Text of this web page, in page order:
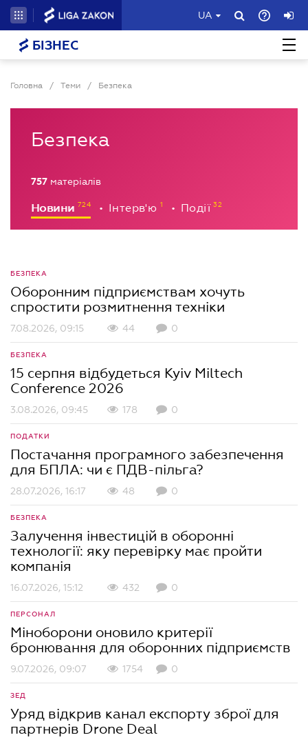
UA
БІЗНЕС
Головна / Теми / Безпека
Безпека
757 матеріалів
Новини • Інтерв'ю • Події
БЕЗПЕКА
Оборонним підприємствам хочуть
спростити розмитнення техніки
7.08.2026, 09:15 44 0
БЕЗПЕКА
15 серпня відбудеться Kyiv Miltech
Conference 2026
3.08.2026, 09:45 178 0
ПОДАТКИ
Постачання програмного забезпечення
для БПЛА: чи є ПДВ-пільга?
28.07.2026, 16:17 48 0
БЕЗПЕКА
Залучення інвестицій в оборонні
технології: яку перевірку має пройти
компанія
16.07.2026, 15:12 432 0
ПЕРСОНАЛ
Міноборони оновило критерії
бронювання для оборонних підприємств
9.07.2026, 09:07 1754 0
ЗЕД
Уряд відкрив канал експорту зброї для
партнерів Drone Deal